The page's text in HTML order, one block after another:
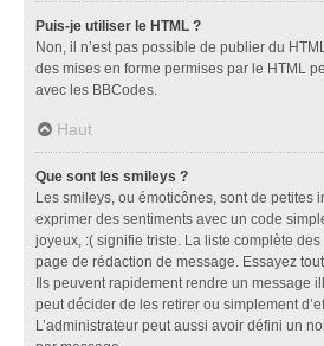
Puis-je utiliser le HTML ?
Non, il n’est pas possible de publier du
des mises en forme permises par le HTML
avec les BBCodes.
Haut
Que sont les smileys ?
Les smileys, ou émoticônes, sont de petites
exprimer des sentiments avec un code
joyeux, :( signifie triste. La liste complète
page de rédaction de message. Essayez
Ils peuvent rapidement rendre un message
peut décider de les retirer ou simplement
L’administrateur peut aussi avoir défini un